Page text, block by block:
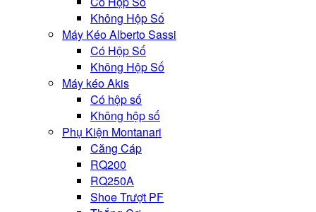
Không Hộp Số
Máy Kéo Alberto Sassi
Có Hộp Số
Không Hộp Số
Máy kéo Akis
Có hộp số
Không hộp số
Phụ Kiện Montanari
Căng Cáp
RQ200
RQ250A
Shoe Trượt PF